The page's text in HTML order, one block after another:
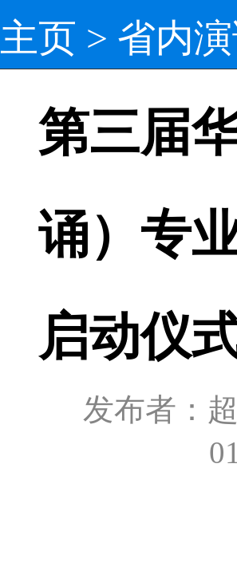
主页 > 省内
第三届
诵）专
启动仪
发布者：